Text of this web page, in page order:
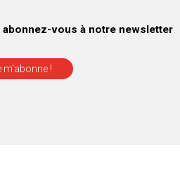
abonnez-vous à notre newsletter